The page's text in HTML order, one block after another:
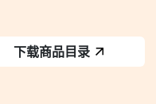
下载商品目录